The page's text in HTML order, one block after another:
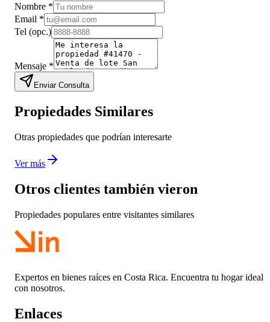
Nombre *
Email *
Tel (opc.)
Mensaje *
Enviar Consulta
Propiedades Similares
Otras propiedades que podrían interesarte
Ver más
Otros clientes también vieron
Propiedades populares entre visitantes similares
Expertos en bienes raíces en Costa Rica. Encuentra tu hogar ideal
con nosotros.
Enlaces